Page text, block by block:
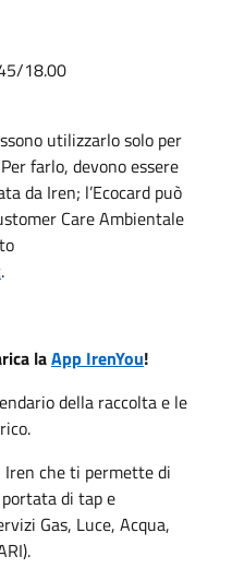
18.00
utilizzarlo solo per
farlo, devono essere
da Iren; l’Ecocard può
Care Ambientale
.
laApp IrenYou!
della raccolta e le
Iren che ti permette di
di tap e
Gas, Luce, Acqua,